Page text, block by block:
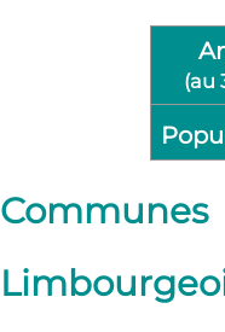
(au
Communes